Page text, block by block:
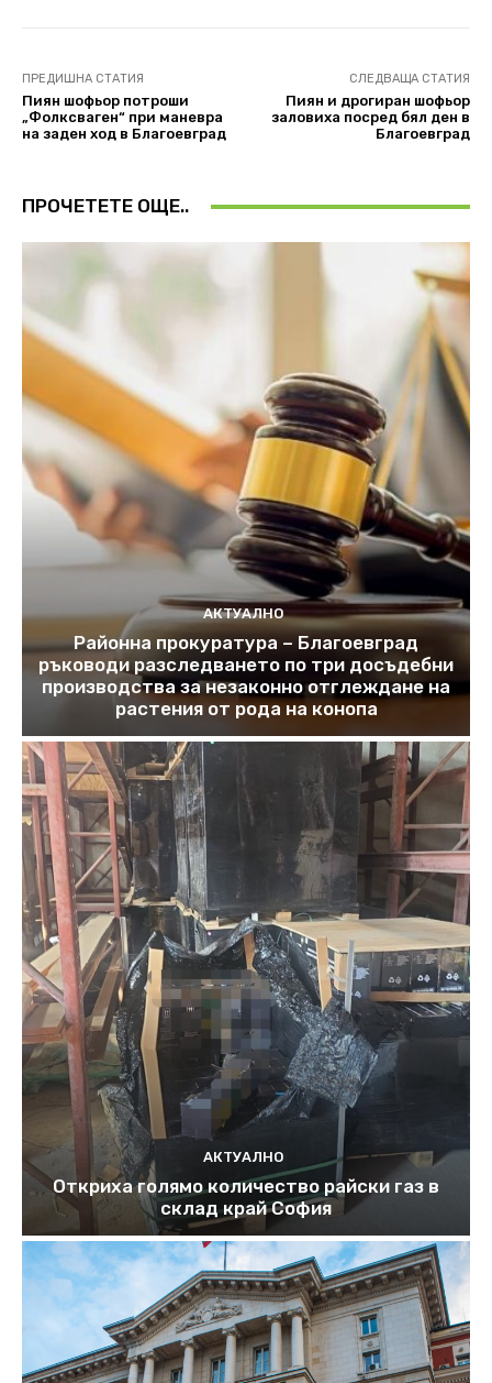
ПРЕДИШНА СТАТИЯ
Пиян шофьор потроши
„Фолксваген“ при маневра
на заден ход в Благоевград
СЛЕДВАЩА СТАТИЯ
Пиян и дрогиран шофьор
заловиха посред бял ден в
Благоевград
ПРОЧЕТЕТЕ ОЩЕ..
АКТУАЛНО
Районна прокуратура – Благоевград
ръководи разследването по три досъдебни
производства за незаконно отглеждане на
растения от рода на конопа
АКТУАЛНО
Откриха голямо количество райски газ в
склад край София